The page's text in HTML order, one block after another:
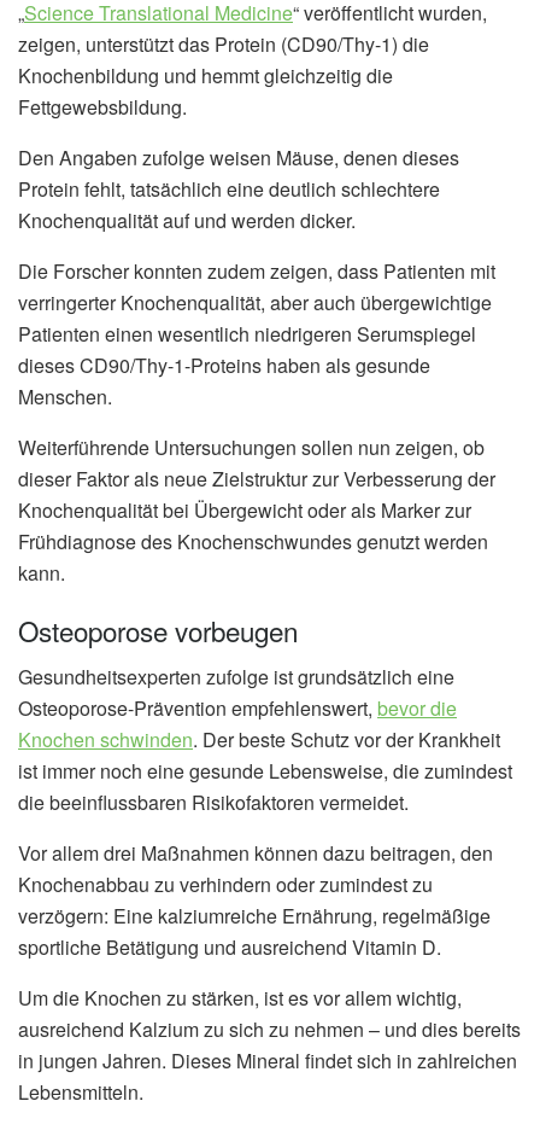
„Science Translational Medicine“ veröffentlicht wurden,
zeigen, unterstützt das Protein (CD90/Thy-1) die
Knochenbildung und hemmt gleichzeitig die
Fettgewebsbildung.
Den Angaben zufolge weisen Mäuse, denen dieses
Protein fehlt, tatsächlich eine deutlich schlechtere
Knochenqualität auf und werden dicker.
Die Forscher konnten zudem zeigen, dass Patienten mit
verringerter Knochenqualität, aber auch übergewichtige
Patienten einen wesentlich niedrigeren Serumspiegel
dieses CD90/Thy-1-Proteins haben als gesunde
Menschen.
Weiterführende Untersuchungen sollen nun zeigen, ob
dieser Faktor als neue Zielstruktur zur Verbesserung der
Knochenqualität bei Übergewicht oder als Marker zur
Frühdiagnose des Knochenschwundes genutzt werden
kann.
Osteoporose vorbeugen
Gesundheitsexperten zufolge ist grundsätzlich eine
Osteoporose-Prävention empfehlenswert, bevor die
Knochen schwinden. Der beste Schutz vor der Krankheit
ist immer noch eine gesunde Lebensweise, die zumindest
die beeinflussbaren Risikofaktoren vermeidet.
Vor allem drei Maßnahmen können dazu beitragen, den
Knochenabbau zu verhindern oder zumindest zu
verzögern: Eine kalziumreiche Ernährung, regelmäßige
sportliche Betätigung und ausreichend Vitamin D.
Um die Knochen zu stärken, ist es vor allem wichtig,
ausreichend Kalzium zu sich zu nehmen – und dies bereits
in jungen Jahren. Dieses Mineral findet sich in zahlreichen
Lebensmitteln.